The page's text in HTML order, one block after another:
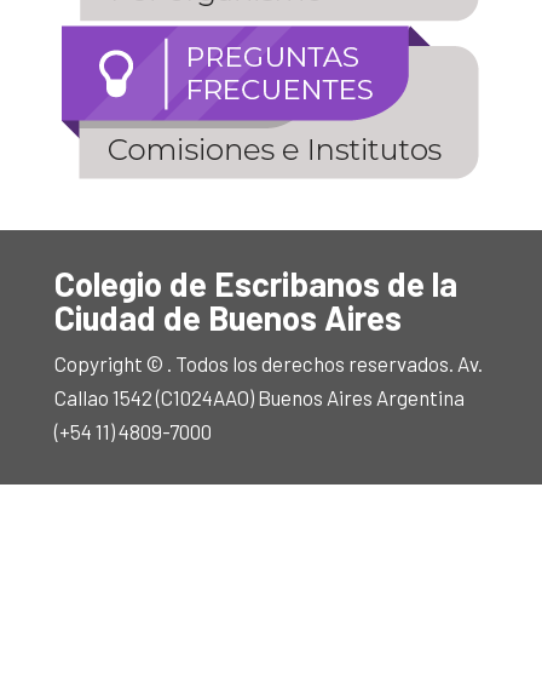
Colegio de Escribanos de la
Ciudad de Buenos Aires
Copyright © . Todos los derechos reservados. Av.
Callao 1542 (C1024AAO) Buenos Aires Argentina
(+54 11) 4809-7000